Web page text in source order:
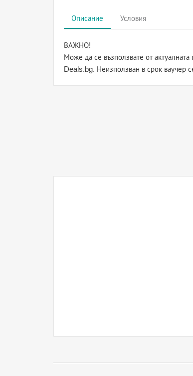
Описание Условия
ВАЖНО!
Може да се възползвате от
Deals.bg. Неизползван в срок ваучер